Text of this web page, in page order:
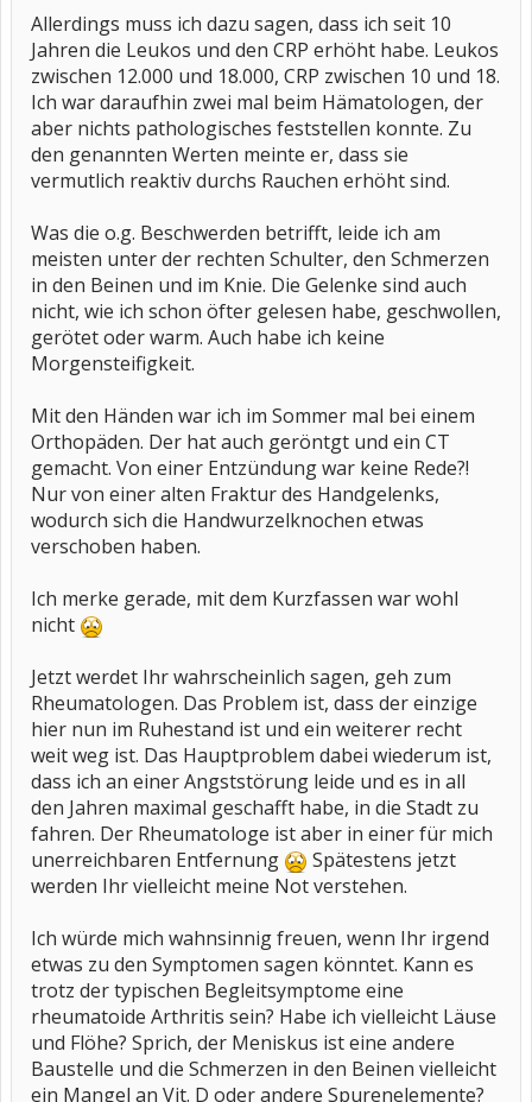
Allerdings muss ich dazu sagen, dass ich seit 10
Jahren die Leukos und den CRP erhöht habe. Leukos
zwischen 12.000 und 18.000, CRP zwischen 10 und 18.
Ich war daraufhin zwei mal beim Hämatologen, der
aber nichts pathologisches feststellen konnte. Zu
den genannten Werten meinte er, dass sie
vermutlich reaktiv durchs Rauchen erhöht sind.
Was die o.g. Beschwerden betrifft, leide ich am
meisten unter der rechten Schulter, den Schmerzen
in den Beinen und im Knie. Die Gelenke sind auch
nicht, wie ich schon öfter gelesen habe, geschwollen,
gerötet oder warm. Auch habe ich keine
Morgensteifigkeit.
Mit den Händen war ich im Sommer mal bei einem
Orthopäden. Der hat auch geröntgt und ein CT
gemacht. Von einer Entzündung war keine Rede?!
Nur von einer alten Fraktur des Handgelenks,
wodurch sich die Handwurzelknochen etwas
verschoben haben.
Ich merke gerade, mit dem Kurzfassen war wohl
nicht
Jetzt werdet Ihr wahrscheinlich sagen, geh zum
Rheumatologen. Das Problem ist, dass der einzige
hier nun im Ruhestand ist und ein weiterer recht
weit weg ist. Das Hauptproblem dabei wiederum ist,
dass ich an einer Angststörung leide und es in all
den Jahren maximal geschafft habe, in die Stadt zu
fahren. Der Rheumatologe ist aber in einer für mich
unerreichbaren Entfernung
Spätestens jetzt
werden Ihr vielleicht meine Not verstehen.
Ich würde mich wahnsinnig freuen, wenn Ihr irgend
etwas zu den Symptomen sagen könntet. Kann es
trotz der typischen Begleitsymptome eine
rheumatoide Arthritis sein? Habe ich vielleicht Läuse
und Flöhe? Sprich, der Meniskus ist eine andere
Baustelle und die Schmerzen in den Beinen vielleicht
ein Mangel an Vit. D oder andere Spurenelemente?